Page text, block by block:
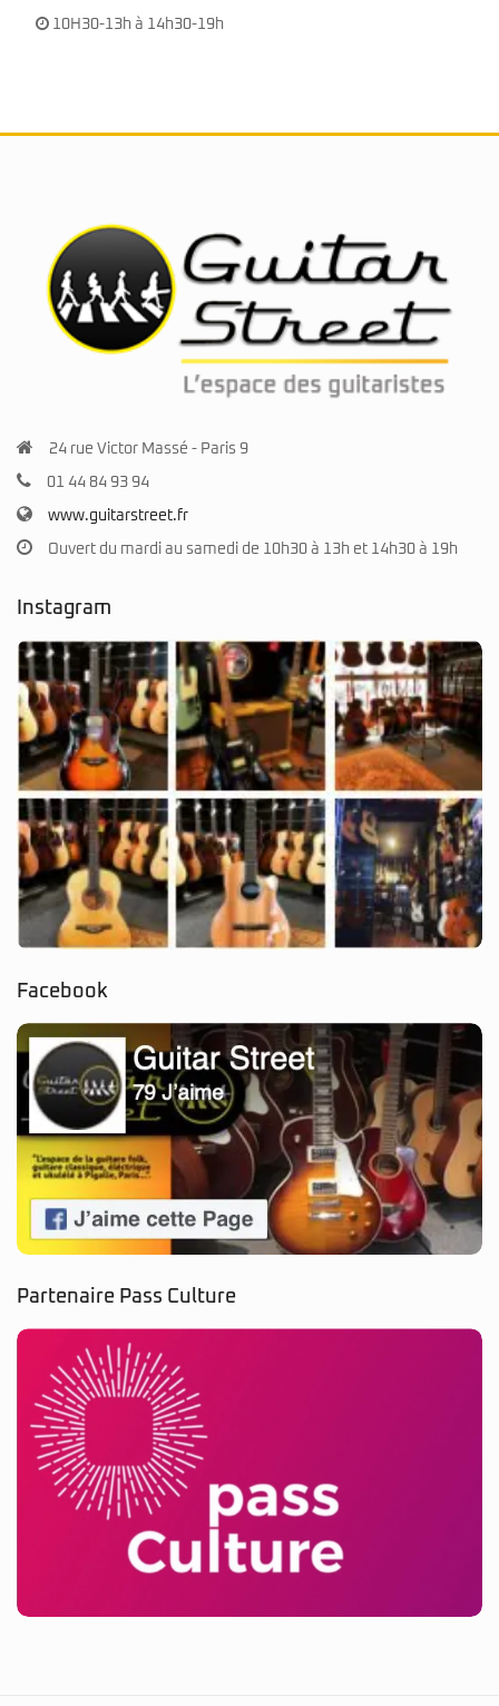
10H30-13h à 14h30-19h
24 rue Victor Massé - Paris 9
01 44 84 93 94
www.guitarstreet.fr
Ouvert du mardi au samedi de 10h30 à 13h et 14h30 à 19h
Instagram
Facebook
Partenaire Pass Culture